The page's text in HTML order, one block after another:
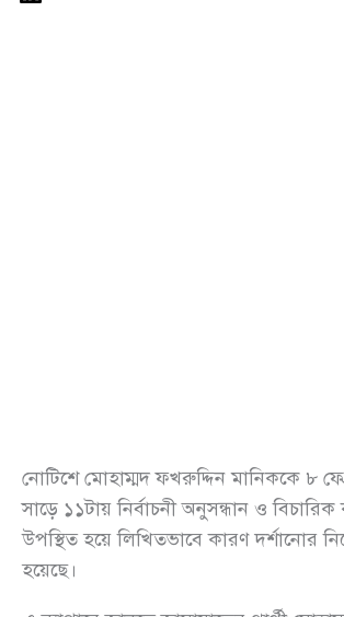
নোটিশে মোহাম্মদ ফখরুদ্দিন মানিককে ৮
সাড়ে ১১টায় নির্বাচনী অনুসন্ধান ও
উপস্থিত হয়ে লিখিতভাবে কারণ দর্শানোর
হয়েছে।